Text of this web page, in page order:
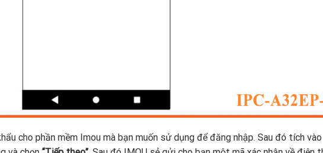
cho phần mềm Imou mà bạn muốn sử dụng để đăng nhập. Sau đó tích vào